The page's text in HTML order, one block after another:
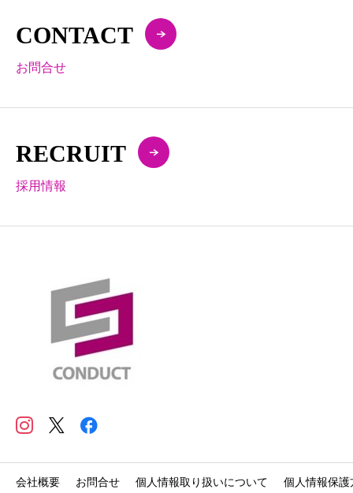
CONTACT
お問合せ
RECRUIT
採用情報
会社概要 お問合せ 個人情報取り扱いについて 個人情報保護